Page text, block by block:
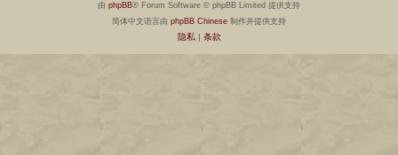
由 phpBB® Forum Software © phpBB Limited 提供支持
简体中文语言由 phpBB Chinese 制作并提供支持
隐私| 条款